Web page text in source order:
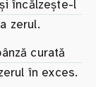
încălzește-l
zerul.
curată
în exces.